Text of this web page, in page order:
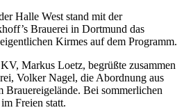
Halle West stand mit der
Brauerei in Dortmund das
Kirmes auf dem Programm.
Markus Loetz, begrüßte zusammen
Volker Nagel, die Abordnung aus
Brauereigelände. Bei sommerlichen
Freien statt.